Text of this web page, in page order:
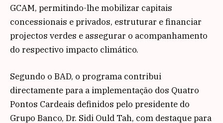
GCAM, permitindo-lhe mobilizar capitais
concessionais e privados, estruturar e financiar
projectos verdes e assegurar o acompanhamento
do respectivo impacto climático.
Segundo o BAD, o programa contribui
directamente para a implementação dos Quatro
Pontos Cardeais definidos pelo presidente do
Grupo Banco, Dr. Sidi Ould Tah, com destaque para